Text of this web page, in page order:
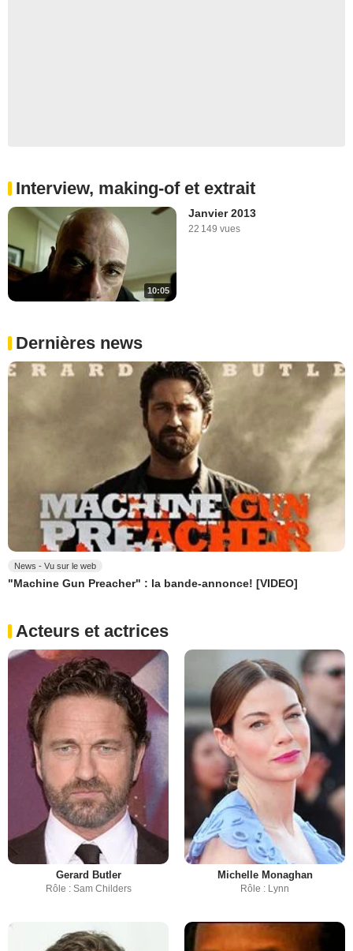
Interview, making-of et extrait
10:05
Janvier 2013
22 149 vues
Dernières news
News - Vu sur le web
"Machine Gun Preacher" : la bande-annonce! [VIDEO]
Acteurs et actrices
Gerard Butler
Rôle : Sam Childers
Michelle Monaghan
Rôle : Lynn